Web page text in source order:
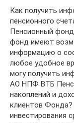
Как получить
пенсионного
Пенсионный
фонд имеют
информацию о
любое удобное
могу получить
АО НПФ ВТБ
накоплений и
клиентов
инвестирования